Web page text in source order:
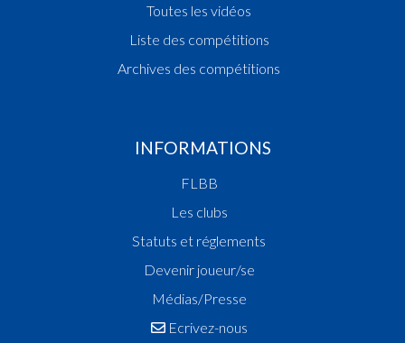
Toutes les vidéos
Liste des compétitions
Archives des compétitions
INFORMATIONS
FLBB
Les clubs
Statuts et réglements
Devenir joueur/se
Médias/Presse
Ecrivez-nous